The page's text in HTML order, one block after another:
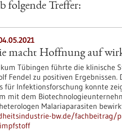
folgende Treffer:
macht Hoffnung auf
Tübingen führte die klinische
Fendel zu positiven
für Infektionsforschung konnte
mit dem
Malariaparasiten
bw.de/fachbeitrag/